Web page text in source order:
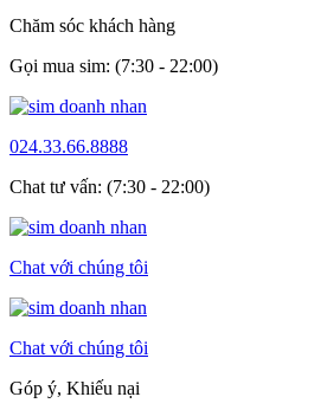
Chăm sóc khách hàng
Gọi mua sim: (7:30 - 22:00)
024.33.66.8888
Chat tư vấn: (7:30 - 22:00)
Chat với chúng tôi
Chat với chúng tôi
Góp ý, Khiếu nại